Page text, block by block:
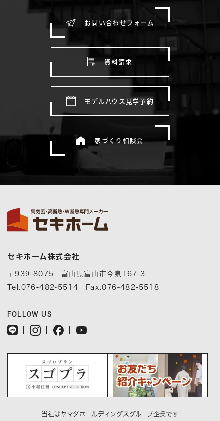
お問い合わせフォーム
資料請求
モデルハウス見学予約
家づくり相談会
セキホーム株式会社
〒939-8075 富山県富山市今泉167-3
Tel.076-482-5514 Fax.076-482-5518
FOLLOW US
当社はヤマダホールディングスグループ企業です